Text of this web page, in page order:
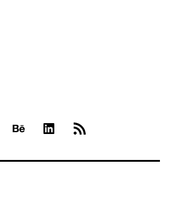
INSTAGRAM
BEHANCELINKEDIN